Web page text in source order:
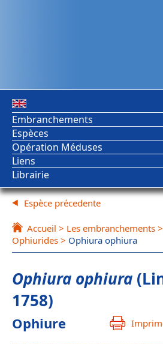
Embranchements
Espèces
Opération Méduses
Liens
Librairie
Espèce précedente
Accueil > Les embranchements >
Ophiurides > Ophiura ophiura
Ophiura ophiura
1758)
Ophiure